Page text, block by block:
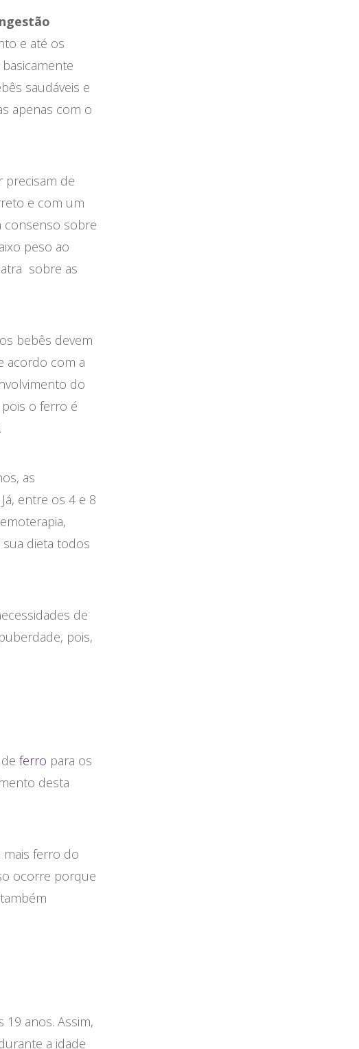
e até os
saudáveis ​​e
apenas com o
precisam de
e com um
consenso sobre
peso ao
sobre as
bebês devem
acordo com a
do
o ferro é
as
entre os 4 e 8
dieta todos
de
pois,
ferro para os
desta
ferro do
ocorre porque
anos. Assim,
a idade